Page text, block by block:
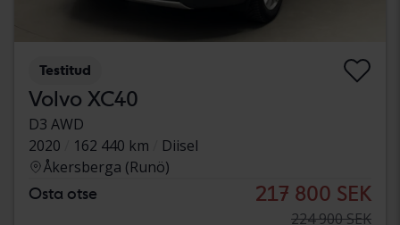
Testitud
Volvo XC40
D3 AWD
2020
162 440 km
Diisel
Åkersberga (Runö)
Osta otse 217 800 SEK
224 900 SEK